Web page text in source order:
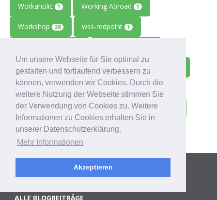
Um unsere Webseite für Sie optimal zu
gestalten und fortlaufend verbessern zu
können, verwenden wir Cookies. Durch die
weitere Nutzung der Webseite stimmen Sie
der Verwendung von Cookies zu. Weitere
Informationen zu Cookies erhalten Sie in
unserer Datenschutzerklärung.
Mehr Informationen
Akzeptieren
Workaholic 1 Working Abroad 1
Workshop 28 wss-redpoint 1
Zeitmanagement 2 Zeitreise 1
Zolitron 1 Zoll 1 Zollwissen 1
Zoom 1 Zukunft 1 Zulieferbetriebe
Zusammenarbeit 1
Kategorien
ALLE BLOGBEITRÄGE